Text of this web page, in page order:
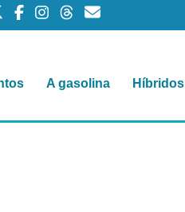
A gasolina Híbridos